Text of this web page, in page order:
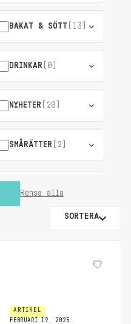
BAKAT & SÖTT (13)
DRINKAR (0)
NYHETER (20)
SMÅRÄTTER (2)
Rensa alla
SORTERA
ARTIKEL
FEBRUARI 19, 2025